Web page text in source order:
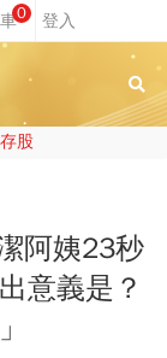
0
存股
阿姨23秒
意義是？